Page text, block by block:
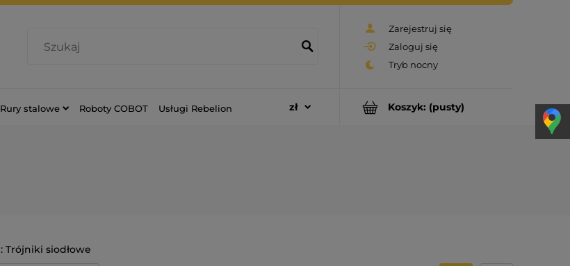
Zarejestruj się
Zaloguj się
Koszyk: (pusty)
Rury stalowe Roboty COBOT Usługi Rebelion
Trójniki siodłowe